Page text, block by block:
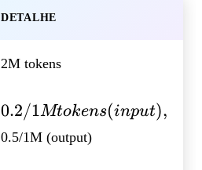
DETALHE
2M tokens
0.2/1M
tokens
(input),
0.2/1Mtokens(input),
0.5/1M (output)